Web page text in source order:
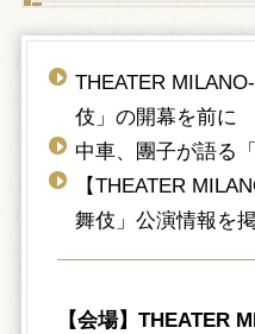
THEATER
伎」の開幕を前に
中車、團子が語る
【THEATER
舞伎」公演情報を
【会場】THEATER